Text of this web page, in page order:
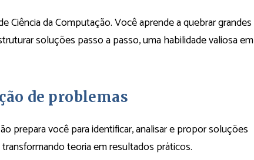
Ciência da Computação. Você aprende a quebrar grandes
soluções passo a passo, uma habilidade valiosa em
de problemas
prepara você para identificar, analisar e propor soluções
teoria em resultados práticos.